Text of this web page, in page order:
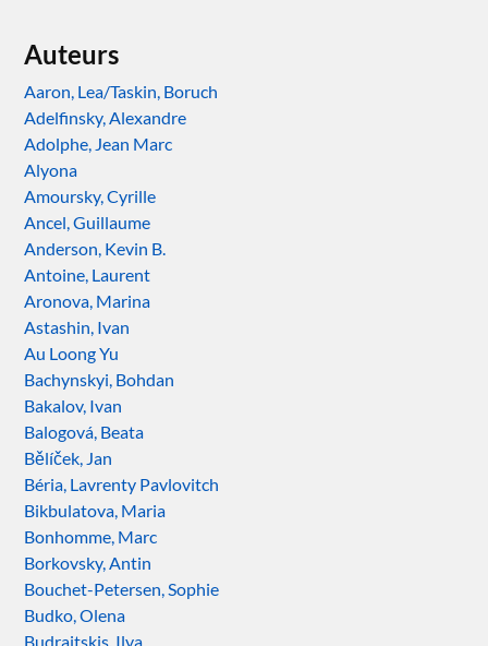
Auteurs
Aaron, Lea/Taskin, Boruch
Adelfinsky, Alexandre
Adolphe, Jean Marc
Alyona
Amoursky, Cyrille
Ancel, Guillaume
Anderson, Kevin B.
Antoine, Laurent
Aronova, Marina
Astashin, Ivan
Au Loong Yu
Bachynskyi, Bohdan
Bakalov, Ivan
Balogová, Beata
Bělíček, Jan
Béria, Lavrenty Pavlovitch
Bikbulatova, Maria
Bonhomme, Marc
Borkovsky, Antin
Bouchet-Petersen, Sophie
Budko, Olena
Budraitskis, Ilya